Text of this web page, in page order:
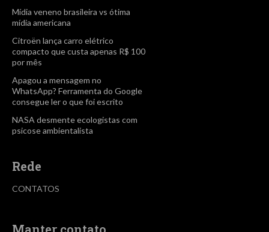
Mídia veneno brasileira vs ótima
mídia americana
Citroën lança carro elétrico
compacto que custa apenas R$ 100
por mês
Apagou a mensagem no
WhatsApp? Ferramenta do Google
consegue ler o que foi escrito
NASA desmente ecologistas com
psicose ambientalista
Rede
CONTATOS